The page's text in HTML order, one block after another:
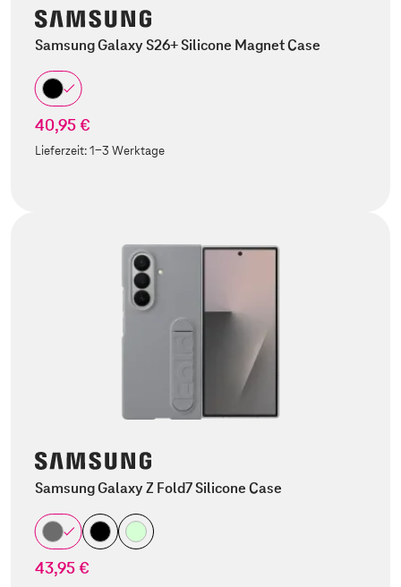
Samsung Galaxy S26+ Silicone Magnet Case
40,95 €
Lieferzeit:1-3 Werktage
Samsung Galaxy Z Fold7 Silicone Case
43,95 €